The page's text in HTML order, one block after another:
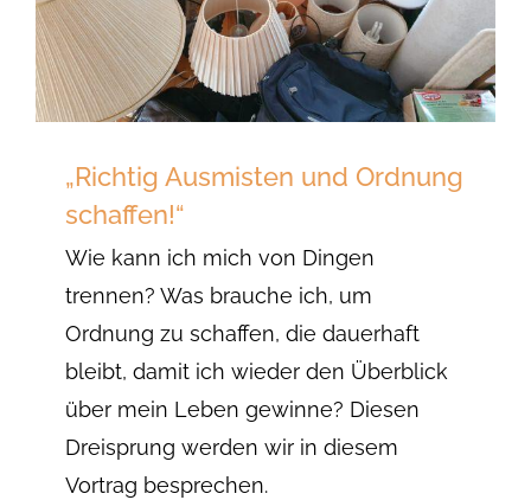
„Richtig Ausmisten und Ordnung
schaffen!“
Wie kann ich mich von Dingen
trennen? Was brauche ich, um
Ordnung zu schaffen, die dauerhaft
bleibt, damit ich wieder den Überblick
über mein Leben gewinne? Diesen
Dreisprung werden wir in diesem
Vortrag besprechen.